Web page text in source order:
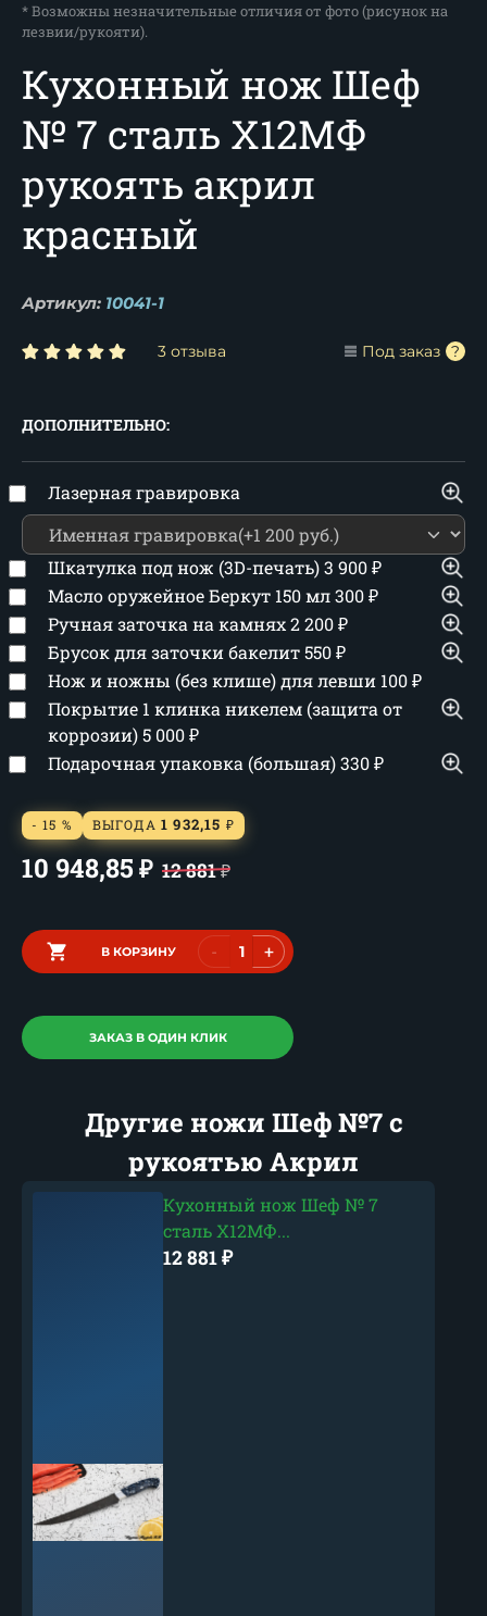
* Возможны незначительные отличия от фото (рисунок на
лезвии/рукояти).
Кухонный нож Шеф
№ 7 сталь Х12МФ
рукоять акрил
красный
Артикул: 10041-1
3 отзыва Под заказ
ДОПОЛНИТЕЛЬНО:
Лазерная гравировка
Шкатулка под нож (3D-печать)3 900₽
Масло оружейное Беркут 150 мл300₽
Ручная заточка на камнях2 200₽
Брусок для заточки бакелит550₽
Нож и ножны (без клише) для левши 100₽
Покрытие 1 клинка никелем (защита от
коррозии)5 000₽
Подарочная упаковка (большая)330₽
- 15 % ВЫГОДА 1 932,15 ₽
10 948,85 ₽ 12 881₽
В КОРЗИНУ - +
ЗАКАЗ В ОДИН КЛИК
Другие ножи Шеф №7 с
рукоятью Акрил
Кухонный нож Шеф № 7
сталь Х12МФ...
12 881₽